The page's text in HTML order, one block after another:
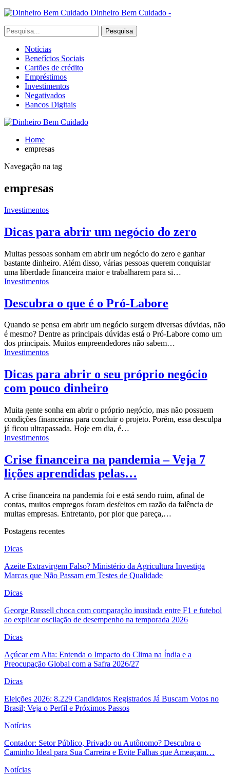
Dinheiro Bem Cuidado -
Notícias
Benefícios Sociais
Cartões de crédito
Empréstimos
Investimentos
Negativados
Bancos Digitais
Home
empresas
Navegação na tag
empresas
Investimentos
Dicas para abrir um negócio do zero
Muitas pessoas sonham em abrir um negócio do zero e ganhar
bastante dinheiro. Além disso, várias pessoas querem conquistar
uma liberdade financeira maior e trabalharem para si…
Investimentos
Descubra o que é o Pró-Labore
Quando se pensa em abrir um negócio surgem diversas dúvidas, não
é mesmo? Dentre as principais dúvidas está o Pró-Labore como um
dos principais. Muitos empreendedores não sabem…
Investimentos
Dicas para abrir o seu próprio negócio
com pouco dinheiro
Muita gente sonha em abrir o próprio negócio, mas não possuem
condições financeiras para concluir o projeto. Porém, essa desculpa
já ficou ultrapassada. Hoje em dia, é…
Investimentos
Crise financeira na pandemia – Veja 7
lições aprendidas pelas…
A crise financeira na pandemia foi e está sendo ruim, afinal de
contas, muitos empregos foram desfeitos em razão da falência de
muitas empresas. Entretanto, por pior que pareça,…
Postagens recentes
Dicas
Azeite Extravirgem Falso? Ministério da Agricultura Investiga
Marcas que Não Passam em Testes de Qualidade
Dicas
George Russell choca com comparação inusitada entre F1 e futebol
ao explicar oscilação de desempenho na temporada 2026
Dicas
Açúcar em Alta: Entenda o Impacto do Clima na Índia e a
Preocupação Global com a Safra 2026/27
Dicas
Eleições 2026: 8.229 Candidatos Registrados Já Buscam Votos no
Brasil; Veja o Perfil e Próximos Passos
Notícias
Contador: Setor Público, Privado ou Autônomo? Descubra o
Caminho Ideal para Sua Carreira e Evite Falhas que Ameaçam…
Notícias